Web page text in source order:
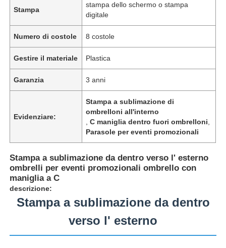
Casa
Stampa
stampa dello schermo o stampa
digitale
Numero di costole 8 costole
Gestire il materiale Plastica
Garanzia 3 anni
Evidenziare:
Stampa a sublimazione di
ombrelloni all'interno
,C maniglia dentro fuori ombrelloni
Parasole per eventi promozionali
Stampa a sublimazione da dentro verso l' esterno
ombrelli per eventi promozionali ombrello con
maniglia a C
descrizione:
Stampa a sublimazione da dentro
verso l' esterno